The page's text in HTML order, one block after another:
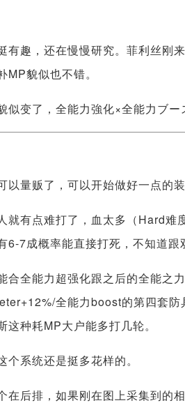
有趣，还在慢慢研究。菲利丝刚
MP貌似也不错。
似变了，全能力強化×全能力ブ
以量贩了，可以开始做好一点的
就有点难打了，血太多（Hard难
6-7成概率能直接打死，不知道
合全能力超强化跟之后的全能之
全能力boost的第四套
这种耗MP大户能多打几轮。
个系统还是挺多花样的。
在后排，如果刚在图上采集到的